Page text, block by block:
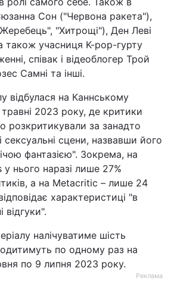
Сюзанна Сон ("Червона ракета"),
"Хитрощі"), Ден Леві
також учасниця K-pop-гурту
співак і відеоблогер Трой
Самні та інші.
відбулася на Каннському
травні 2023 року, де критики
розкритикували за занадто
сексуальні сцени, назвавши його
фантазією". Зокрема, на
нього наразі лише 27%
а на Metacritic – лише 24
характеристиці "в
відгуки".
налічуватиме шість
по одному раз на
по 9 липня 2023 року.
Реклама